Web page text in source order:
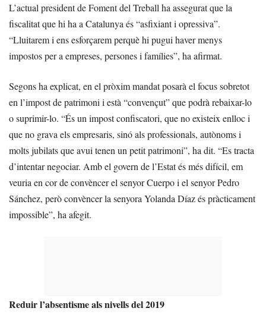
L’actual president de Foment del Treball ha assegurat que la
fiscalitat que hi ha a Catalunya és “asfixiant i opressiva”.
“Lluitarem i ens esforçarem perquè hi pugui haver menys
impostos per a empreses, persones i famílies”, ha afirmat.
Segons ha explicat, en el pròxim mandat posarà el focus sobretot
en l’impost de patrimoni i està “convençut” que podrà rebaixar-lo
o suprimir-lo. “És un impost confiscatori, que no existeix enlloc i
que no grava els empresaris, sinó als professionals, autònoms i
molts jubilats que avui tenen un petit patrimoni”, ha dit. “Es tracta
d’intentar negociar. Amb el govern de l’Estat és més difícil, em
veuria en cor de convèncer el senyor Cuerpo i el senyor Pedro
Sánchez, però convèncer la senyora Yolanda Díaz és pràcticament
impossible”, ha afegit.
Reduir l’absentisme als nivells del 2019